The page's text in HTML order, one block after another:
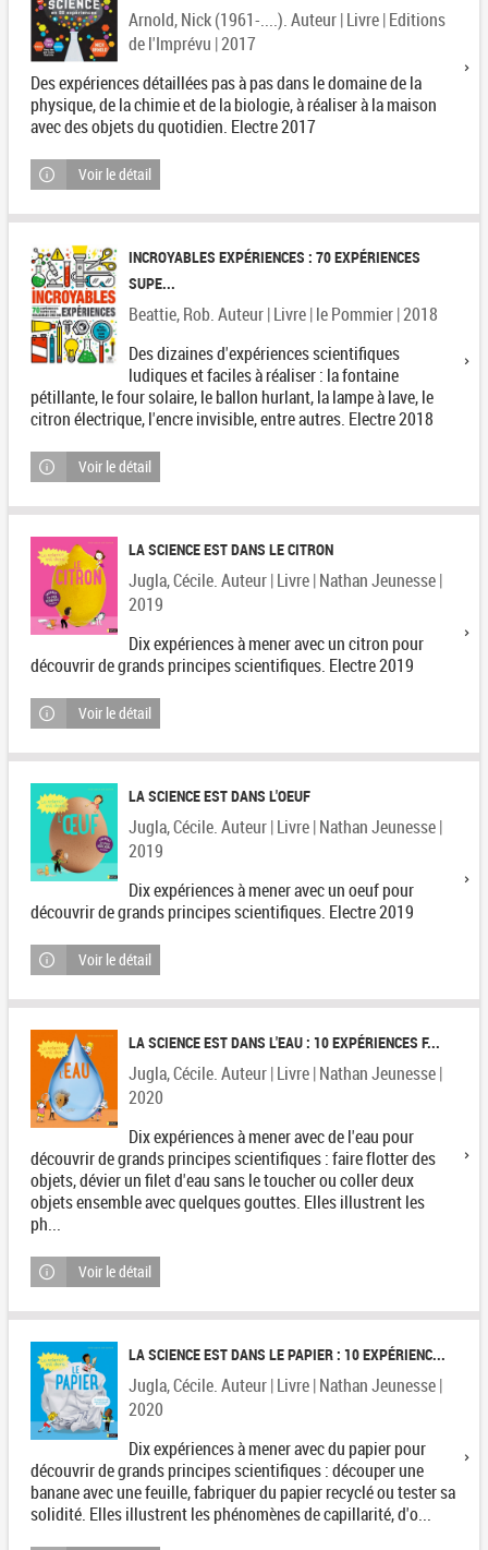
Arnold, Nick (1961-....). Auteur | Livre | Editions
de l'Imprévu | 2017
Des expériences détaillées pas à pas dans le domaine de la
physique, de la chimie et de la biologie, à réaliser à la maison
avec des objets du quotidien. Electre 2017
Voir le détail
INCROYABLES EXPÉRIENCES : 70 EXPÉRIENCES
SUPE...
Beattie, Rob. Auteur | Livre | le Pommier | 2018
Des dizaines d'expériences scientifiques
ludiques et faciles à réaliser : la fontaine
pétillante, le four solaire, le ballon hurlant, la lampe à lave, le
citron électrique, l'encre invisible, entre autres. Electre 2018
Voir le détail
LA SCIENCE EST DANS LE CITRON
Jugla, Cécile. Auteur | Livre | Nathan Jeunesse |
2019
Dix expériences à mener avec un citron pour
découvrir de grands principes scientifiques. Electre 2019
Voir le détail
LA SCIENCE EST DANS L'OEUF
Jugla, Cécile. Auteur | Livre | Nathan Jeunesse |
2019
Dix expériences à mener avec un oeuf pour
découvrir de grands principes scientifiques. Electre 2019
Voir le détail
LA SCIENCE EST DANS L'EAU : 10 EXPÉRIENCES F...
Jugla, Cécile. Auteur | Livre | Nathan Jeunesse |
2020
Dix expériences à mener avec de l'eau pour
découvrir de grands principes scientifiques : faire flotter des
objets, dévier un filet d'eau sans le toucher ou coller deux
objets ensemble avec quelques gouttes. Elles illustrent les
ph...
Voir le détail
LA SCIENCE EST DANS LE PAPIER : 10 EXPÉRIENC...
Jugla, Cécile. Auteur | Livre | Nathan Jeunesse |
2020
Dix expériences à mener avec du papier pour
découvrir de grands principes scientifiques : découper une
banane avec une feuille, fabriquer du papier recyclé ou tester sa
solidité. Elles illustrent les phénomènes de capillarité, d'o...